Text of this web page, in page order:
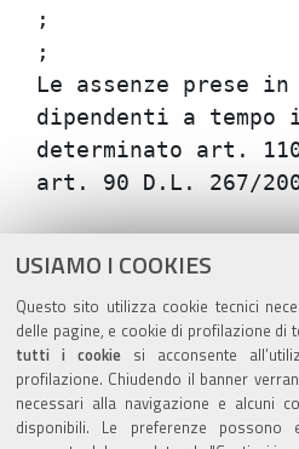
USIAMO I COOKIES
Questo sito utilizza cookie tecnici
delle pagine, e cookie di profilazione di
tutti i cookiesi acconsente
profilazione. Chiudendo il banner
necessari alla navigazione e alcuni
disponibili. Le preferenze possono
;
;
Le assenze prese
dipendenti a
determinato art.
Azioni
sul
documento
ultima modifica 11/03/